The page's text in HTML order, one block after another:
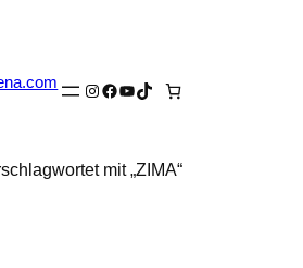
Instagram
Facebook
YouTube
TikTok
mit „ZIMA“